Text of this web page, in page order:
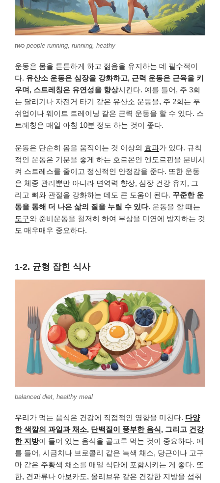
two people running, running, heathy
운동은 몸을 튼튼하게 하고 젊음을 유지하는 데 필수적이
다. 유산소 운동은 심장을 강화하고, 근력 운동은 근육을 키
우며, 스트레칭은 유연성을 향상시킨다. 예를 들어, 주 3회
는 달리기나 자전거 타기 같은 유산소 운동을, 주 2회는 푸
쉬업이나 웨이트 트레이닝 같은 근력 운동을 할 수 있다. 스
트레칭은 매일 아침 10분 정도 하는 것이 좋다.
운동은 단순히 몸을 움직이는 것 이상의 효과가 있다. 규칙
적인 운동은 기분을 좋게 하는 호르몬인 엔도르핀을 분비시
켜 스트레스를 줄이고 정신적인 안정감을 준다. 또한 운동
은 체중 관리뿐만 아니라 면역력 향상, 심장 건강 유지, 그
리고 뼈와 관절을 강화하는 데도 큰 도움이 된다. 꾸준한 운
동을 통해 더 나은 삶의 질을 누릴 수 있다. 운동을 할 때는
도구와 준비운동을 철저히 하여 부상을 미연에 방지하는 것
도 매우매우 중요하다.
1-2. 균형 잡힌 식사
balanced diet, healthy meal
우리가 먹는 음식은 건강에 직접적인 영향을 미친다. 다양
한 색깔의 과일과 채소, 단백질이 풍부한 음식, 그리고 건강
한 지방이 들어 있는 음식을 골고루 먹는 것이 중요하다. 예
를 들어, 시금치나 브로콜리 같은 녹색 채소, 당근이나 고구
마 같은 주황색 채소를 매일 식단에 포함시키는 게 좋다. 또
한, 견과류나 아보카도, 올리브유 같은 건강한 지방을 섭취